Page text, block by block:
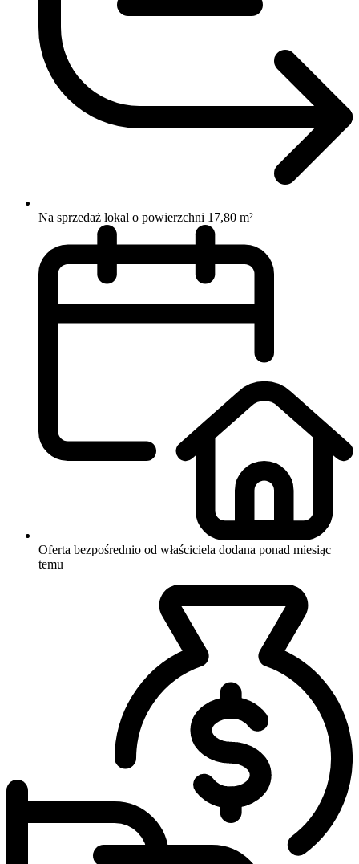
Na sprzedaż lokal o powierzchni 17,80 m²
Oferta bezpośrednio od właściciela dodana ponad miesiąc
temu